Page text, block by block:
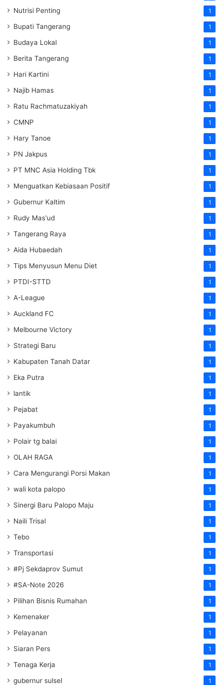
Nutrisi Penting 1
Bupati Tangerang 1
Budaya Lokal 1
Berita Tangerang 1
Hari Kartini 1
Najib Hamas 1
Ratu Rachmatuzakiyah 1
CMNP 1
Hary Tanoe 1
PN Jakpus 1
PT MNC Asia Holding Tbk 1
Menguatkan Kebiasaan Positif 1
Gubernur Kaltim 1
Rudy Mas'ud 1
Tangerang Raya 1
Aida Hubaedah 1
Tips Menyusun Menu Diet 1
PTDI-STTD 1
A-League 1
Auckland FC 1
Melbourne Victory 1
Strategi Baru 1
Kabupaten Tanah Datar 1
Eka Putra 1
lantik 1
Pejabat 1
Payakumbuh 1
Polair tg balai 1
OLAH RAGA 1
Cara Mengurangi Porsi Makan 1
wali kota palopo 1
Sinergi Baru Palopo Maju 1
Naili Trisal 1
Tebo 1
Transportasi 1
#Pj Sekdaprov Sumut 1
#SA-Note 2026 1
Pilihan Bisnis Rumahan 1
Kemenaker 1
Pelayanan 1
Siaran Pers 1
Tenaga Kerja 1
gubernur sulsel 1